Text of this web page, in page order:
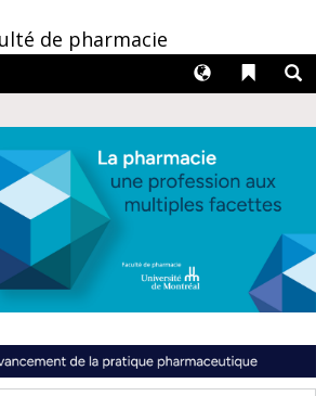
de pharmacie
Liens
Langues